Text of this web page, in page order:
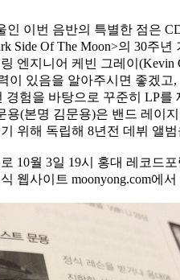
인 이번 음반의 특별한 점은
Side Of The Moon>의 30주
엔지니어 케빈 그레이
이 있음을 알아주시면 좋겠고
험을 바탕으로 꾸준히 LP를
(본명 김문용)은 밴드 레이
위해 독립해 8년전 데뷔 앨
10월 3일 19시 홍대 레코드
웹사이트 moonyong.com에